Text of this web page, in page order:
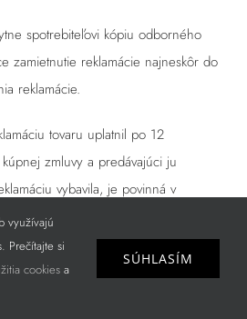
spotrebiteľovi kópiu odborného
zamietnutie reklamácie najneskôr do
reklamácie.
tovaru uplatnil po 12
zmluvy a predávajúci ju
vybavila, je povinná v
uviesť, komu môže spotrebiteľ
Ak spotrebiteľ tovar zašle
osobe uvedenej v doklade o
odborného posúdenia tovaru,
využívajú
Prečítajte si
cookies a
SÚHLASÍM